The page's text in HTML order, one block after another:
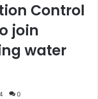
Control
join
water
0